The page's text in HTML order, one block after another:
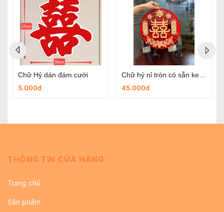
Chữ Hỷ dán đám cưới
5.000đ
45.000đ
THÔNG TIN CỬA HÀNG
Trang chủ
Sản phẩm